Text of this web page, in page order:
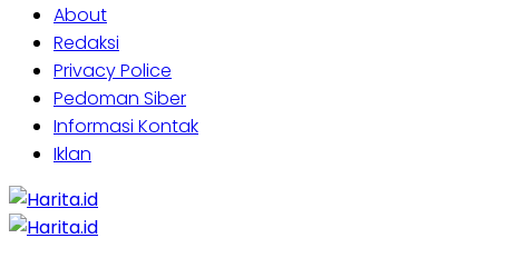
About
Redaksi
Privacy Police
Pedoman Siber
Informasi Kontak
Iklan